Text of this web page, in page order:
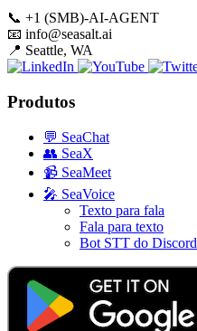
📞 +1 (SMB)-AI-AGENT
📧 info@seasalt.ai
📍 Seattle, WA
Produtos
💬 SeaChat
👥 SeaX
📹 SeaMeet
🎤 SeaVoice
Texto para fala
Fala para texto
Bot STT do Discord